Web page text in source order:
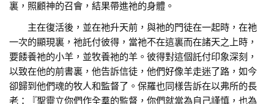
裏，照顧神的召會，結果帶進祂的身體。
主在復活後，並在祂升天前，與祂的門徒在一起時，在祂
一次的顯現裏，祂託付彼得，當祂不在這裏而在諸天之上時，
要餧養祂的小羊，並牧養祂的羊。彼得對這個託付印象深刻，
以致在他的前書裏，他告訴信徒，他們好像羊走迷了路，如今
卻歸到他們魂的牧人和監督了。保羅也同樣告訴在以弗所的長
老：『聖靈立你們作全羣的監督，你們就當為自己謹慎，也為